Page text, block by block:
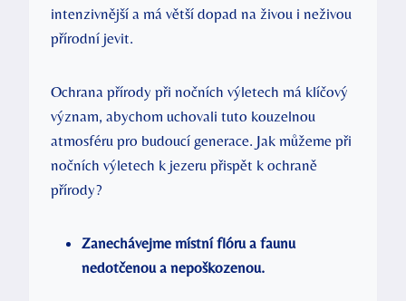
intenzivnější a má větší dopad na živou i neživou
přírodní jevit.
Ochrana přírody při nočních výletech má klíčový
význam, abychom uchovali tuto kouzelnou
atmosféru pro budoucí generace. Jak můžeme při
nočních výletech k jezeru přispět k ochraně
přírody?
Zanechávejme místní flóru a faunu
nedotčenou a nepoškozenou.